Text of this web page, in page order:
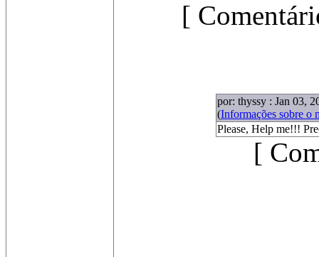
[
por: thyssy : Jan 03,
(Informações sobre o
Please, Help me!!!
[